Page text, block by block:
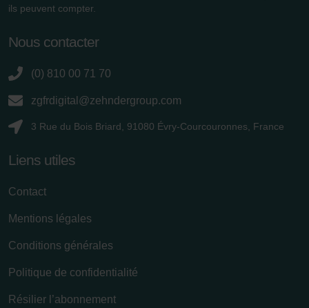
ils peuvent compter.
Nous contacter
(0) 810 00 71 70
zgfrdigital@zehndergroup.com
3 Rue du Bois Briard, 91080 Évry-Courcouronnes, France
Liens utiles
Contact
Mentions légales
Conditions générales
Politique de confidentialité
Résilier l’abonnement